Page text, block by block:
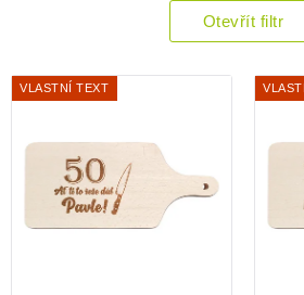
Otevřít filtr
produktů
VLASTNÍ TEXT